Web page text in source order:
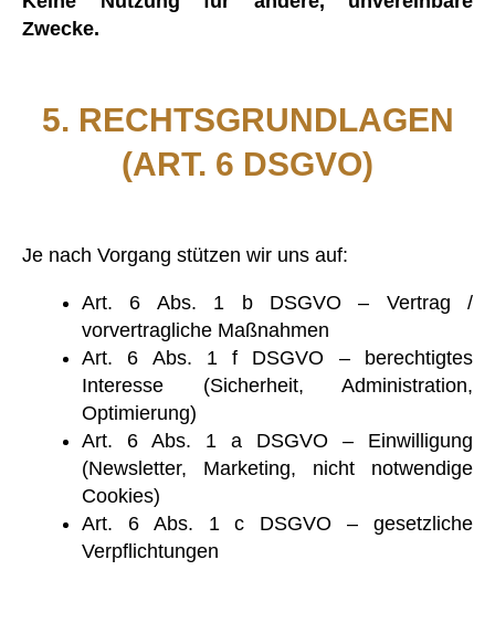
Zwecke.
5. RECHTSGRUNDLAGEN
(ART. 6 DSGVO)
Je nach Vorgang stützen wir uns auf:
Art. 6 Abs. 1 b DSGVO – Vertrag /
vorvertragliche Maßnahmen
Art. 6 Abs. 1 f DSGVO – berechtigtes
Interesse (Sicherheit, Administration,
Optimierung)
Art. 6 Abs. 1 a DSGVO – Einwilligung
(Newsletter, Marketing, nicht notwendige
Cookies)
Art. 6 Abs. 1 c DSGVO – gesetzliche
Verpflichtungen